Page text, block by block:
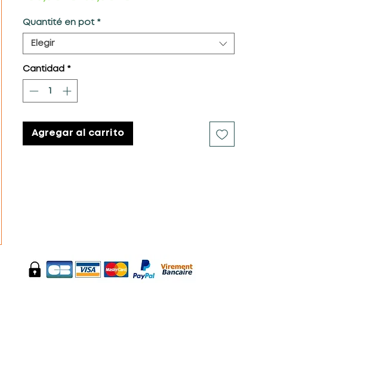
oferta
Quantité en pot *
Elegir
Cantidad *
Agregar al carrito